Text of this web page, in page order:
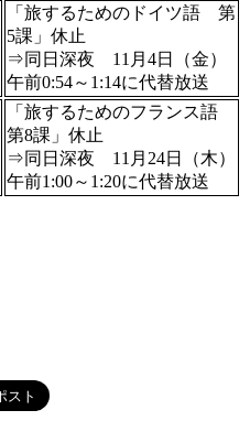
「旅するためのドイツ語 第
5課」休止
⇒同日深夜 11月4日（金）
午前0:54～1:14に代替放送
「旅するためのフランス語
第8課」休止
⇒同日深夜 11月24日（木）
午前1:00～1:20に代替放送